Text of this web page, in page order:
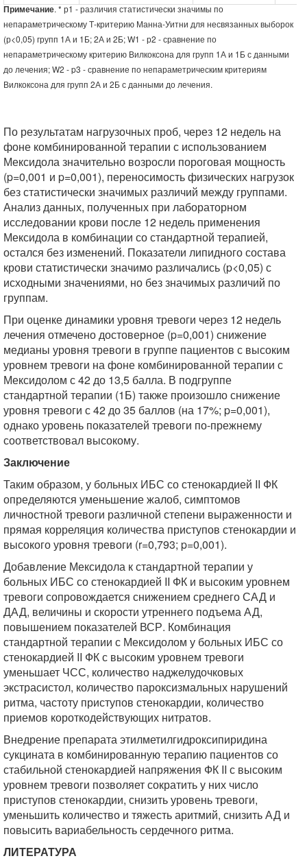
Примечание. * р1 - различия статистически значимы по
непараметрическому Т-критерию Манна-Уитни для несвязанных выборок
(р<0,05) групп 1А и 1Б; 2А и 2Б; W1 - р2 - сравнение по
непараметрическому критерию Вилкоксона для групп 1А и 1Б с данными
до лечения; W2 - p3 - сравнение по непараметрическим критериям
Вилкоксона для групп 2А и 2Б с данными до лечения.
По результатам нагрузочных проб, через 12 недель на
фоне комбинированной терапии с использованием
Мексидола значительно возросли пороговая мощность
(p=0,001 и p=0,001), переносимость физических нагрузок
без статистически значимых различий между группами.
Анализ данных, полученных при лабораторном
исследовании крови после 12 недель применения
Мексидола в комбинации со стандартной терапией,
остался без изменений. Показатели липидного состава
крови статистически значимо различались (p<0,05) с
исходными значениями, но без значимых различий по
группам.
При оценке динамики уровня тревоги через 12 недель
лечения отмечено достоверное (p=0,001) снижение
медианы уровня тревоги в группе пациентов с высоким
уровнем тревоги на фоне комбинированной терапии с
Мексидолом с 42 до 13,5 балла. В подгруппе
стандартной терапии (1Б) также произошло снижение
уровня тревоги с 42 до 35 баллов (на 17%; p=0,001),
однако уровень показателей тревоги по-прежнему
соответствовал высокому.
Заключение
Таким образом, у больных ИБС со стенокардией II ФК
определяются уменьшение жалоб, симптомов
личностной тревоги различной степени выраженности и
прямая корреляция количества приступов стенокардии и
высокого уровня тревоги (r=0,793; p=0,001).
Добавление Мексидола к стандартной терапии у
больных ИБС со стенокардией II ФК и высоким уровнем
тревоги сопровождается снижением среднего САД и
ДАД, величины и скорости утреннего подъема АД,
повышением показателей ВСР. Комбинация
стандартной терапии с Мексидолом у больных ИБС со
стенокардией II ФК с высоким уровнем тревоги
уменьшает ЧСС, количество наджелудочковых
экстрасистол, количество пароксизмальных нарушений
ритма, частоту приступов стенокардии, количество
приемов короткодействующих нитратов.
Внедрение препарата этилметилгидроксипиридина
сукцината в комбинированную терапию пациентов со
стабильной стенокардией напряжения ФК II с высоким
уровнем тревоги позволяет сократить у них число
приступов стенокардии, снизить уровень тревоги,
уменьшить количество и тяжесть аритмий, снизить АД и
повысить вариабельность сердечного ритма.
ЛИТЕРАТУРА